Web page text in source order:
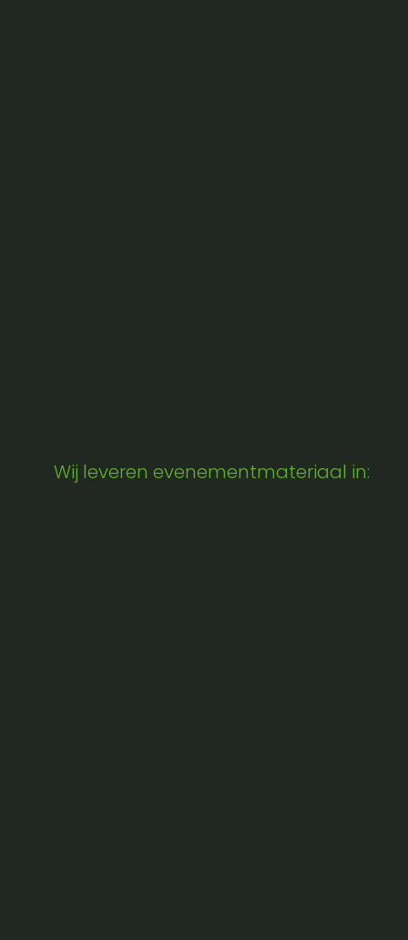
Wij leveren evenementmateriaal in: